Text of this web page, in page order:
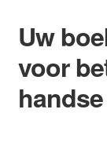
Ga
door
naar
navigatie
Ga
naar
de
inhoud
Uw
voor